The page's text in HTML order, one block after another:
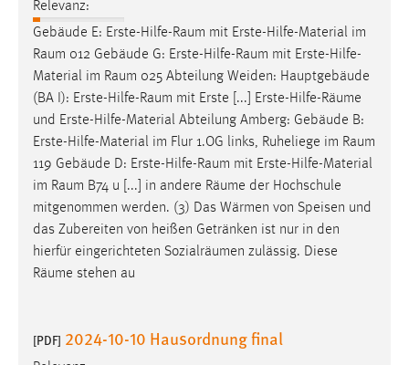
Relevanz:
Gebäude E: Erste-Hilfe-Raum mit Erste-Hilfe-Material im
Raum 012 Gebäude G: Erste-Hilfe-Raum mit Erste-Hilfe-
Material im Raum 025 Abteilung Weiden: Hauptgebäude
(BA I): Erste-Hilfe-Raum mit Erste [...] Erste-Hilfe-Räume
und Erste-Hilfe-Material Abteilung Amberg: Gebäude B:
Erste-Hilfe-Material im Flur 1.OG links, Ruheliege im Raum
119 Gebäude D: Erste-Hilfe-Raum mit Erste-Hilfe-Material
im Raum B74 u [...] in andere Räume der Hochschule
mitgenommen werden. (3) Das Wärmen von Speisen und
das Zubereiten von heißen Getränken ist nur in den
hierfür eingerichteten Sozialräumen zulässig. Diese
Räume stehen au
[PDF] 2024-10-10 Hausordnung final